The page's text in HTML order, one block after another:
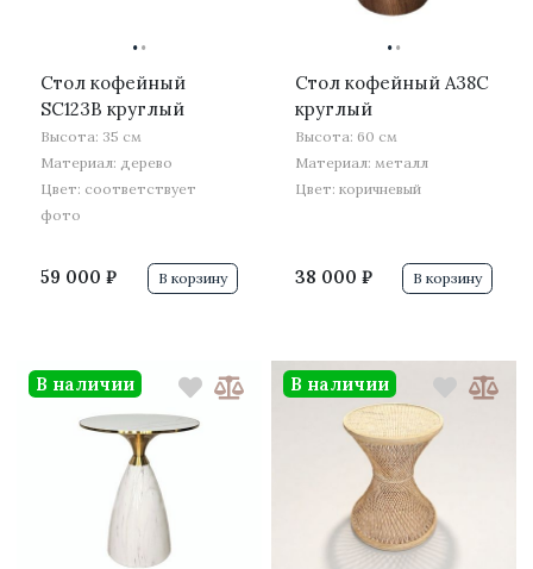
··
Стол кофейный
SC123B круглый
Высота: 35 см
Материал: дерево
Цвет: соответствует
фото
59 000 ₽ В корзину
··
Стол кофейный A38C
круглый
Высота: 60 см
Материал: металл
Цвет: коричневый
38 000 ₽ В корзину
В наличии В наличии